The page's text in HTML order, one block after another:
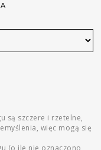
są szczere i rzetelne,
więc mogą się
(o ile nie oznaczono